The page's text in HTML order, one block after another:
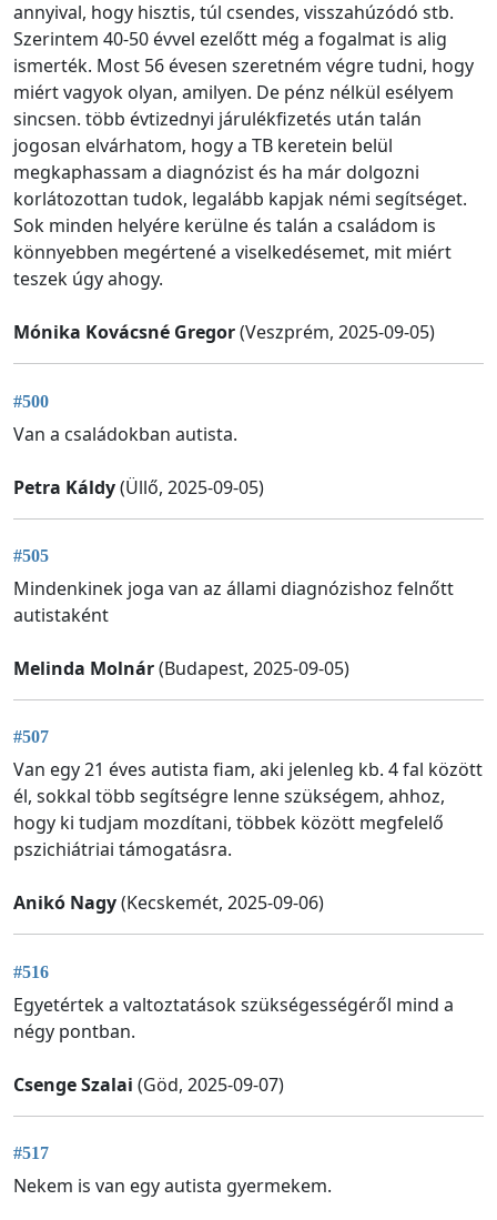
annyival, hogy hisztis, túl csendes, visszahúzódó stb.
Szerintem 40-50 évvel ezelőtt még a fogalmat is alig
ismerték. Most 56 évesen szeretném végre tudni, hogy
miért vagyok olyan, amilyen. De pénz nélkül esélyem
sincsen. több évtizednyi járulékfizetés után talán
jogosan elvárhatom, hogy a TB keretein belül
megkaphassam a diagnózist és ha már dolgozni
korlátozottan tudok, legalább kapjak némi segítséget.
Sok minden helyére kerülne és talán a családom is
könnyebben megértené a viselkedésemet, mit miért
teszek úgy ahogy.
Mónika Kovácsné Gregor(Veszprém, 2025-09-05)
#500
Van a családokban autista.
Petra Káldy(Üllő, 2025-09-05)
#505
Mindenkinek joga van az állami diagnózishoz felnőtt
autistaként
Melinda Molnár(Budapest, 2025-09-05)
#507
Van egy 21 éves autista fiam, aki jelenleg kb. 4 fal között
él, sokkal több segítségre lenne szükségem, ahhoz,
hogy ki tudjam mozdítani, többek között megfelelő
pszichiátriai támogatásra.
Anikó Nagy(Kecskemét, 2025-09-06)
#516
Egyetértek a valtoztatások szükségességéről mind a
négy pontban.
Csenge Szalai (Göd, 2025-09-07)
#517
Nekem is van egy autista gyermekem.